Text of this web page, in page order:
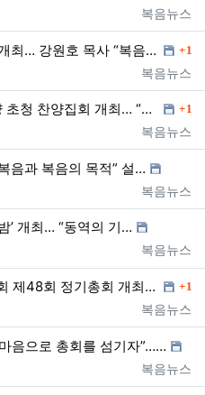
등록자
복음뉴스
… 강원호 목사 “복음은… 댓글
1
등록자
복음뉴스
청 찬양집회 개최… “한… 댓글
1
등록자
복음뉴스
음과 복음의 목적” 설…
등록자
복음뉴스
’ 개최… “동역의 기…
등록자
복음뉴스
48회 정기총회 개최… “… 댓글
1
등록자
복음뉴스
음으로 총회를 섬기자”……
등록자
복음뉴스